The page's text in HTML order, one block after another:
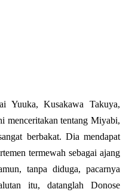
Yuuka, Kusakawa Takuya,
menceritakan tentang Miyabi,
berbakat. Dia mendapat
termewah sebagai ajang
tanpa diduga, pacarnya
itu, datanglah Donose